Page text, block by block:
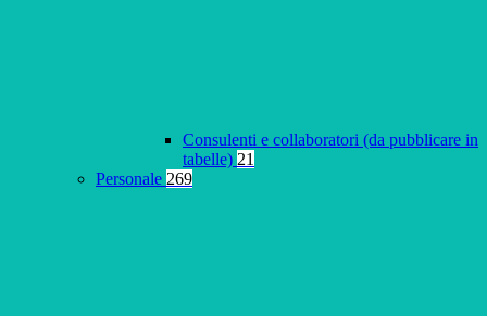
Consulenti e collaboratori (da pubblicare in
tabelle) 21
Personale 269